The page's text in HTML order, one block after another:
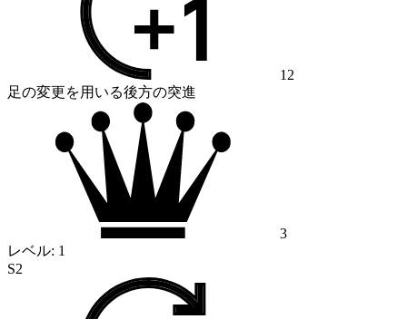
12
足の変更を用いる後方の突進
3
レベル: 1
S2